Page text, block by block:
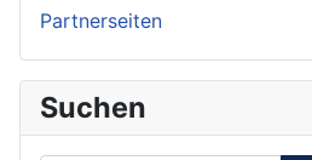
Partnerseiten
Suchen